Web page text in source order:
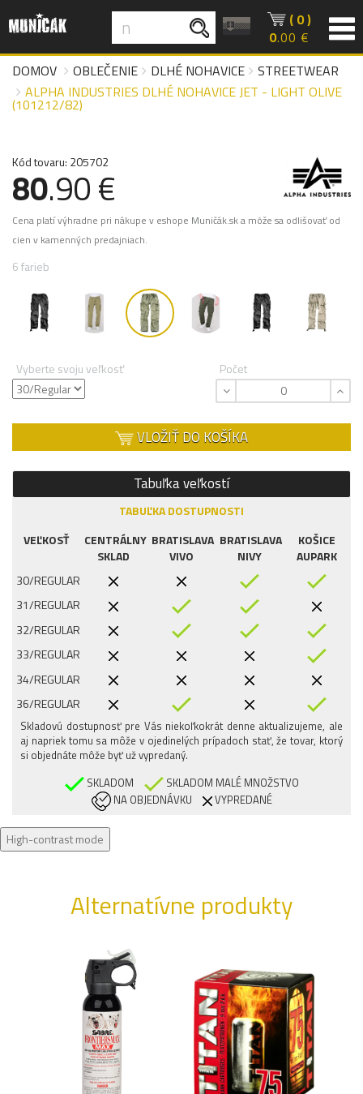
( 0 )
0.00 €
DOMOV
OBLEČENIE DLHÉ NOHAVICE
STREETWEAR
ALPHA INDUSTRIES DLHÉ NOHAVICE JET - LIGHT OLIVE
(101212/82)
Kód tovaru: 205702
80.90 €
Cena platí výhradne pri nákupe v eshope Muničák.sk a môže sa odlišovať od
cien v kamenných predajniach.
6 farieb
Vyberte svoju veľkosť Počet
VLOŽIŤ DO KOŠÍKA
Tabuľka veľkostí
TABUĽKA DOSTUPNOSTI
VEĽKOSŤ
CENTRÁLNY
SKLAD
BRATISLAVA
VIVO
BRATISLAVA
NIVY
KOŠICE
AUPARK
30/REGULAR
31/REGULAR
32/REGULAR
33/REGULAR
34/REGULAR
36/REGULAR
38/REGULAR
40/REGULAR
Skladovú dostupnosť pre Vás niekoľkokrát denne aktualizujeme, ale
aj napriek tomu sa môže v ojedinelých prípadoch stať, že tovar, ktorý
si objednáte môže byť už vypredaný.
SKLADOM
SKLADOM MALÉ MNOŽSTVO
NA OBJEDNÁVKU
VYPREDANÉ
High-contrast mode
Alternatívne produkty